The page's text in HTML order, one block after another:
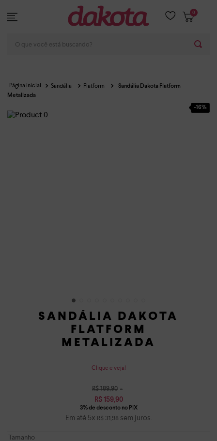
0
Sandália Flatform
Sandália Dakota Flatform
Metalizada
-16%
SANDÁLIA DAKOTA
FLATFORM
METALIZADA
Clique e veja!
R$ 189,90
R$ 159,90
Em até 5x R$ 31,98 sem juros.
Tamanho